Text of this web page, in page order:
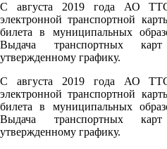
С августа 2019 года АО
электронной транспортной
билета в муниципальных
Выдача транспортных карт
утвержденному графику.
С августа 2019 года АО
электронной транспортной
билета в муниципальных
Выдача транспортных карт
утвержденному графику.